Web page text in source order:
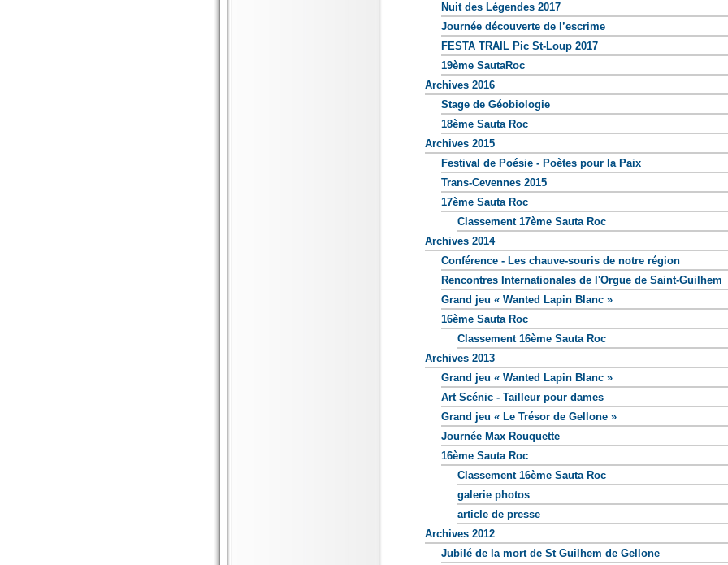
Nuit des Légendes 2017
Journée découverte de l’escrime
FESTA TRAIL Pic St-Loup 2017
19ème SautaRoc
Archives 2016
Stage de Géobiologie
18ème Sauta Roc
Archives 2015
Festival de Poésie - Poètes pour la Paix
Trans-Cevennes 2015
17ème Sauta Roc
Classement 17ème Sauta Roc
Archives 2014
Conférence - Les chauve-souris de notre région
Rencontres Internationales de l'Orgue de Saint-Guilhem
Grand jeu « Wanted Lapin Blanc »
16ème Sauta Roc
Classement 16ème Sauta Roc
Archives 2013
Grand jeu « Wanted Lapin Blanc »
Art Scénic - Tailleur pour dames
Grand jeu « Le Trésor de Gellone »
Journée Max Rouquette
16ème Sauta Roc
Classement 16ème Sauta Roc
galerie photos
article de presse
Archives 2012
Jubilé de la mort de St Guilhem de Gellone